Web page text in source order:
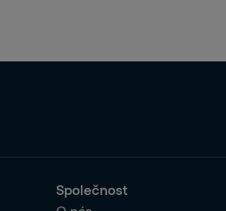
Společnost